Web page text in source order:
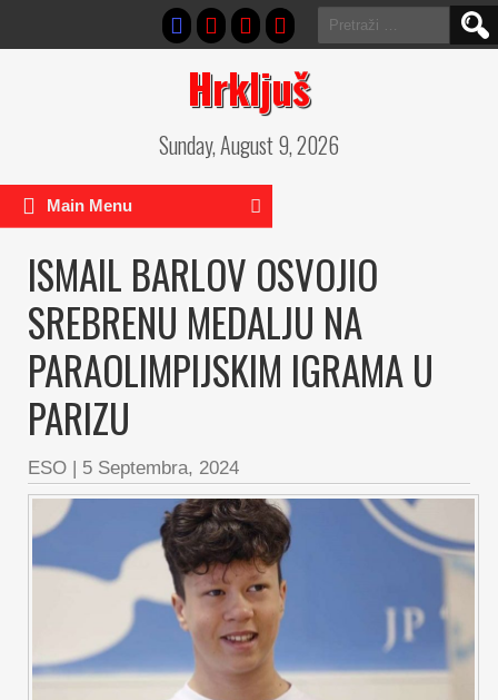
Pretraga:
Hrkljuš
Sunday, August 9, 2026
Main Menu
ISMAIL BARLOV OSVOJIO
SREBRENU MEDALJU NA
PARAOLIMPIJSKIM IGRAMA U
PARIZU
ESO | 5 Septembra, 2024